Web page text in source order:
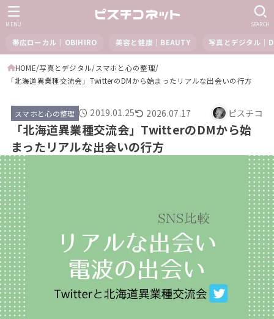
帯広ローカル｜OBIHIRO 美容と健康｜BEAUTY 写真とデジタル｜
SEARCH
MENU
HOME 写真とデジタル スマホと心の整理
「北海道異業種交流会」TwitterのDMから始まったリアルな出会いの行方
スマホと心の整理 2019.01.25 2026.07.17 ピスチコ
「北海道異業種交流会」TwitterのDMから始
まったリアルな出会いの行方